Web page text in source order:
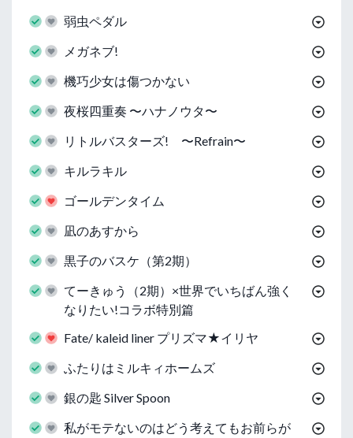
弱虫ペダル
メガネブ!
機巧少女は傷つかない
夜桜四重奏 〜ハナノウタ〜
リトルバスターズ! 〜Refrain〜
キルラキル
ゴールデンタイム
凪のあすから
黒子のバスケ（第2期）
てーきゅう（2期）×世界でいちばん強く
なりたい!コラボ特別篇
Fate/ kaleid liner プリズマ★イリヤ
ふたりはミルキィホームズ
銀の匙 Silver Spoon
私がモテないのはどう考えてもお前らが